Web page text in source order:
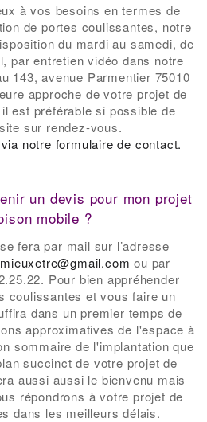
à vos besoins en termes de
de portes coulissantes, notre
du mardi au samedi, de
par entretien vidéo dans notre
143, avenue Parmentier 75010
approche de votre projet de
est préférable si possible de
sur rendez-vous.
notre formulaire de contact.
un devis pour mon projet
mobile ?
fera par mail sur l’adresse
ou par
Pour bien appréhender
coulissantes et vous faire un
dans un premier temps de
approximatives de l'espace à
sommaire de l'implantation que
succinct de votre projet de
aussi aussi le bienvenu mais
répondrons à votre projet de
dans les meilleurs délais.